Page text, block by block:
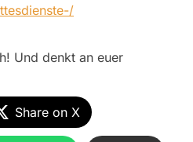
Und denkt an euer
Share on X